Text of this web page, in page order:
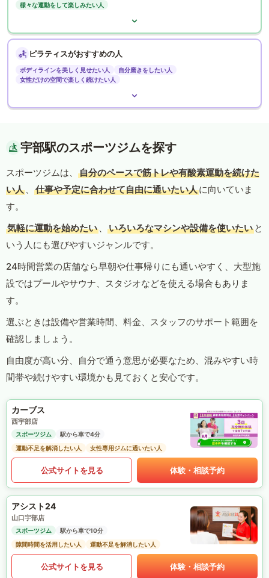
様々な運動をして楽しみたい人
ピラティスがおすすめの人
ボディラインを美しく見せたい人
自分磨きをしたい人
女性だけの空間で楽しく続けたい人
宇部駅のスポーツジムを探す
スポーツジムは、
自分のペースで筋トレや有酸素運動を続けた
い人 、 仕事や予定に合わせて自由に通いたい人に向いていま
す。
気軽に運動を始めたい 、 いろいろなマシンや設備を使いたい と
いう人にも選びやすいジャンルです。
24時間営業の店舗なら早朝や仕事帰りにも通いやすく、大型施
設ではプールやサウナ、スタジオなどを使える場合もありま
す。
選ぶときは設備や営業時間、料金、スタッフのサポート範囲を
確認しましょう。
自由度が高い分、自分で通う意思が必要なため、混みやすい時
間帯や続けやすい環境かも見ておくと安心です。
カーブス
西宇部店
スポーツジム
駅から車で4分
運動不足を解消したい人
女性専用ジムに通いたい人
公式サイトを見る 体験・相談予約
アシスト24
山口宇部店
スポーツジム
駅から車で10分
隙間時間を活用したい人
運動不足を解消したい人
公式サイトを見る 体験・相談予約